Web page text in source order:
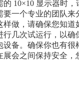
10×10 显示器时，
要一个专业的团队来
样做，请确保您知道
行几次试运行，以确
设备。确保你也有很
展会之间保持安全，